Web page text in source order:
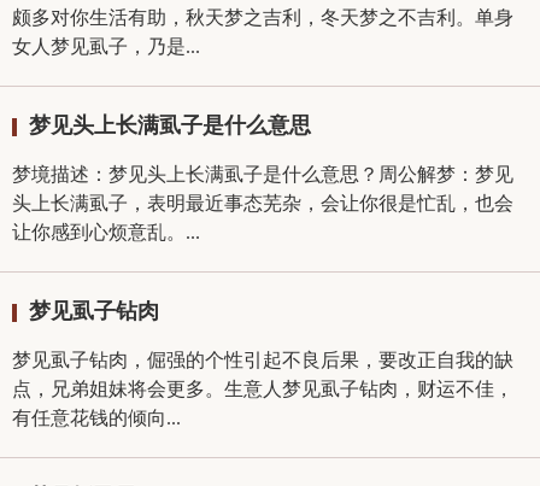
颇多对你生活有助，秋天梦之吉利，冬天梦之不吉利。单身
女人梦见虱子，乃是...
梦见头上长满虱子是什么意思
梦境描述：梦见头上长满虱子是什么意思？周公解梦：梦见
头上长满虱子，表明最近事态芜杂，会让你很是忙乱，也会
让你感到心烦意乱。...
梦见虱子钻肉
梦见虱子钻肉，倔强的个性引起不良后果，要改正自我的缺
点，兄弟姐妹将会更多。生意人梦见虱子钻肉，财运不佳，
有任意花钱的倾向...